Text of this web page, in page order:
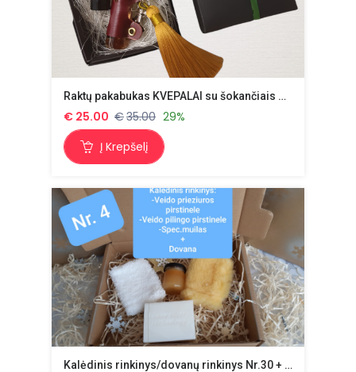
Raktų pakabukas KVEPALAI su šokančiais gintarais ,,Nuostabi moteris,,
€ 25.00 €35.00 29%
Į Krepšelį
Kalėdinis rinkinys/dovanų rinkinys Nr.30 + dovana